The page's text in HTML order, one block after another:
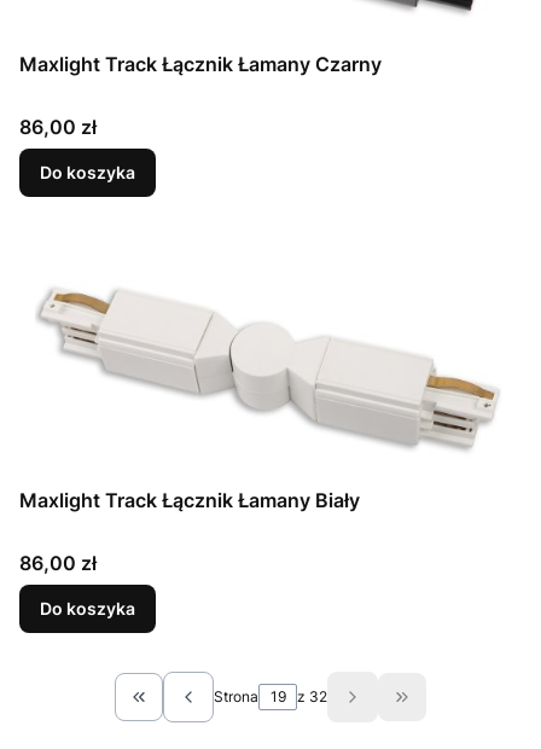
Maxlight Track Łącznik Łamany Czarny
Cena
86,00 zł
Do koszyka
Maxlight Track Łącznik Łamany Biały
Cena
86,00 zł
Do koszyka
Wróć do pierwszej strony z produktami
Strona z 32 Przejdź do